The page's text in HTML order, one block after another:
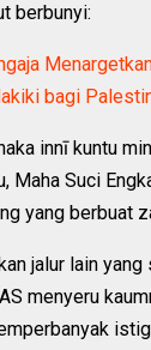
berbunyi:
bagi
innī kuntu
Maha Suci
yang berbuat
jalur lain
menyeru